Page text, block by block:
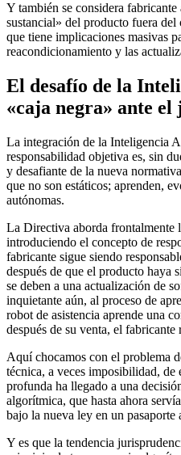
Y también se considera
sustancial» del producto fuera
que tiene implicaciones masivas
reacondicionamiento y las
El desafío de la
«caja negra» ante el
La integración de la Inteligencia
responsabilidad objetiva es, sin
y desafiante de la nueva
que no son estáticos; aprenden,
autónomas.
La Directiva aborda frontalmente
introduciendo el concepto de
fabricante sigue siendo
después de que el producto haya
se deben a una actualización de
inquietante aún, al proceso de
robot de asistencia aprende una
después de su venta, el fabricante
Aquí chocamos con el problema
técnica, a veces imposibilidad,
profunda ha llegado a una
algorítmica, que hasta ahora
bajo la nueva ley en un pasaporte
Y es que la tendencia